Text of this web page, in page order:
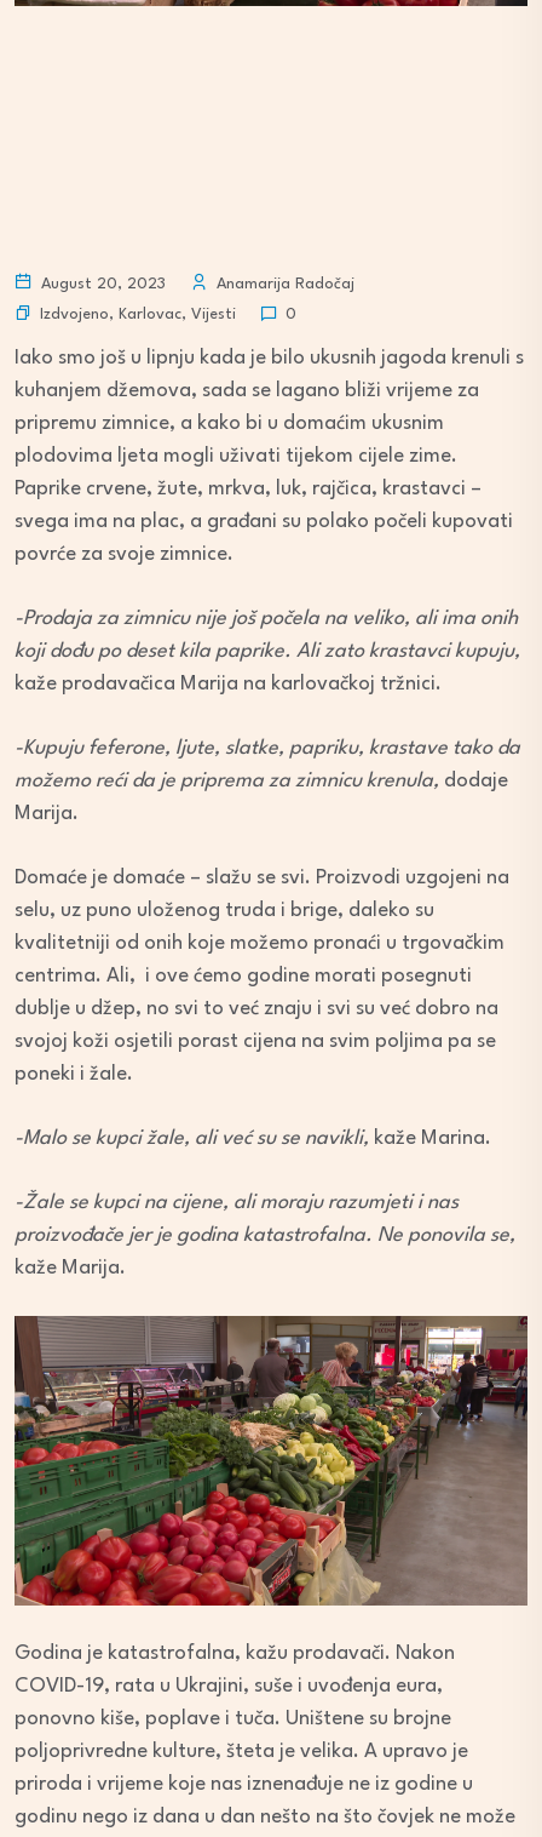
August 20, 2023
Anamarija Radočaj
Izdvojeno, Karlovac, Vijesti 0
Iako smo još u lipnju kada je bilo ukusnih jagoda krenuli s
kuhanjem džemova, sada se lagano bliži vrijeme za
pripremu zimnice, a kako bi u domaćim ukusnim
plodovima ljeta mogli uživati tijekom cijele zime.
Paprike crvene, žute, mrkva, luk, rajčica, krastavci –
svega ima na plac, a građani su polako počeli kupovati
povrće za svoje zimnice.
-Prodaja za zimnicu nije još počela na veliko, ali ima onih
koji dođu po deset kila paprike. Ali zato krastavci kupuju,
kaže prodavačica Marija na karlovačkoj tržnici.
-Kupuju feferone, ljute, slatke, papriku, krastave tako da
možemo reći da je priprema za zimnicu krenula, dodaje
Marija.
Domaće je domaće – slažu se svi. Proizvodi uzgojeni na
selu, uz puno uloženog truda i brige, daleko su
kvalitetniji od onih koje možemo pronaći u trgovačkim
centrima. Ali, i ove ćemo godine morati posegnuti
dublje u džep, no svi to već znaju i svi su već dobro na
svojoj koži osjetili porast cijena na svim poljima pa se
poneki i žale.
-Malo se kupci žale, ali već su se navikli, kaže Marina.
-Žale se kupci na cijene, ali moraju razumjeti i nas
proizvođače jer je godina katastrofalna. Ne ponovila se,
kaže Marija.
Godina je katastrofalna, kažu prodavači. Nakon
COVID-19, rata u Ukrajini, suše i uvođenja eura,
ponovno kiše, poplave i tuča. Uništene su brojne
poljoprivredne kulture, šteta je velika. A upravo je
priroda i vrijeme koje nas iznenađuje ne iz godine u
godinu nego iz dana u dan nešto na što čovjek ne može